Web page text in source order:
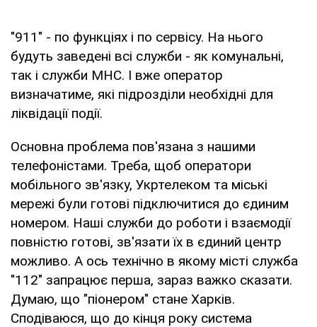
"911" - по функціях і по сервісу. На нього
будуть заведені всі служби - як комунальні,
так і служби МНС. І вже оператор
визначатиме, які підрозділи необхідні для
ліквідації події.
Основна проблема пов'язана з нашими
телефоністами. Треба, щоб оператори
мобільного зв'язку, Укртелеком та міські
мережі були готові підключитися до єдиним
номером. Наші служби до роботи і взаємодії
повністю готові, зв'язати їх в єдиний центр
можливо. А ось технічно в якому місті служба
"112" запрацює перша, зараз важко сказати.
Думаю, що "піонером" стане Харків.
Сподіваюся, що до кінця року система